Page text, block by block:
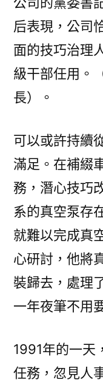
后表現，公司
面的技巧治理
級干部任用。
長）。
可以或許持續
滿足。在補綴
務，潛心技巧
系的真空泵存
就難以完成真
心研討，他將
裝歸去，處理
一年夜筆不用
1991年的一天
任務，忽見人